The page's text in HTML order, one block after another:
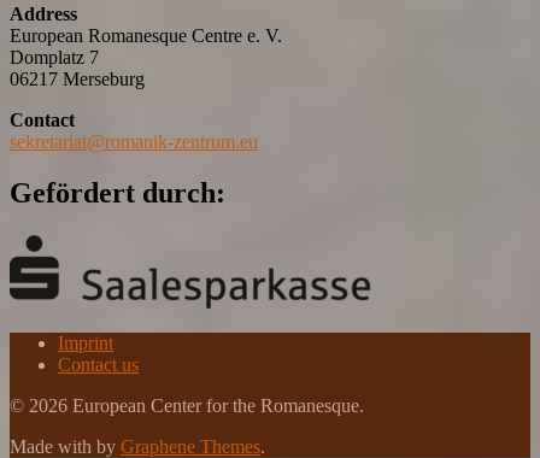
Address
European Romanesque Centre e. V.
Domplatz 7
06217 Merseburg
Contact
sekretariat@romanik-zentrum.eu
Gefördert durch:
Imprint
Contact us
© 2026 European Center for the Romanesque.
Made with by Graphene Themes.